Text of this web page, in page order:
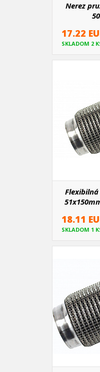
Nerez
17.22
SKLADOM 2
18.11
SKLADOM 1